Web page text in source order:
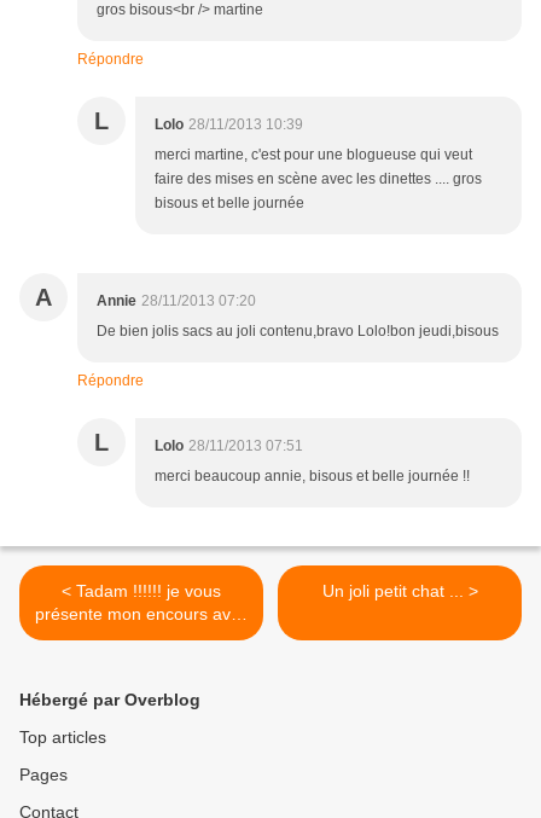
gros bisous<br /> martine
Répondre
L Lolo 28/11/2013 10:39
merci martine, c'est pour une blogueuse qui veut
faire des mises en scène avec les dinettes .... gros
bisous et belle journée
A Annie 28/11/2013 07:20
De bien jolis sacs au joli contenu,bravo Lolo!bon jeudi,bisous
Répondre
L Lolo 28/11/2013 07:51
merci beaucoup annie, bisous et belle journée !!
< Tadam !!!!!! je vous
présente mon encours avec
la laine verte d'Annie
Un joli petit chat ... >
Hébergé par Overblog
Top articles
Pages
Contact